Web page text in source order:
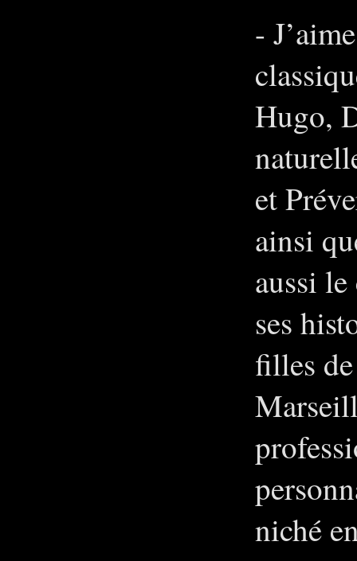
-
Hugo,
et
ainsi
aussi
ses
filles
niché